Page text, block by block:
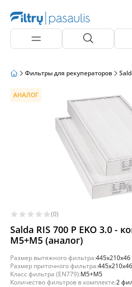
Фильтры для рекуператоров
АНАЛОГ
(0)
Salda RIS 700 P EKO 3.0 -
M5+M5 (аналог)
Размер вытяжного фильтра:
Размер приточного фильтра:
Класс фильтра (EN779):M5+M5
Количество фильтров в комплекте:2